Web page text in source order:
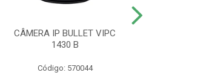
CÂMERA IP BULLET VIPC
1430 B
Código: 570044